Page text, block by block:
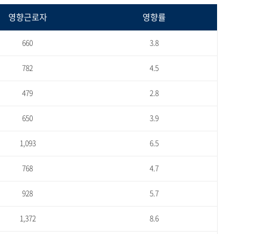
영향근로자 영향률
660 3.8
782 4.5
479 2.8
650 3.9
1,093 6.5
768 4.7
928 5.7
1,372 8.6